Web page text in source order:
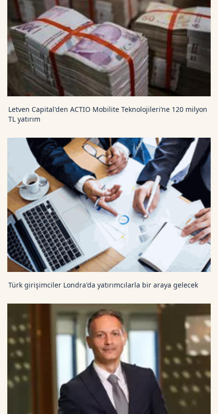
Letven Capital'den ACTIO Mobilite Teknolojileri’ne 120 milyon
TL yatırım
Türk girişimciler Londra'da yatırımcılarla bir araya gelecek